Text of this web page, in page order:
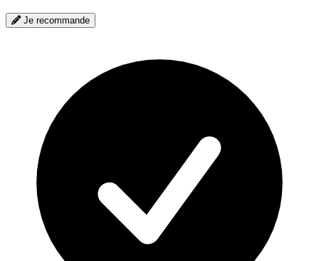
Je recommande